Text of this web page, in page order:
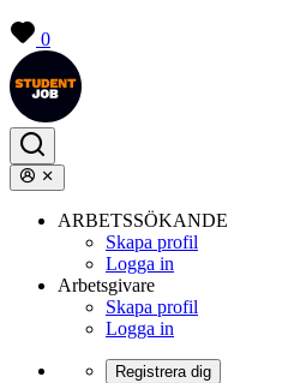
0
ARBETSSÖKANDE
Skapa profil
Logga in
Arbetsgivare
Skapa profil
Logga in
Registrera dig